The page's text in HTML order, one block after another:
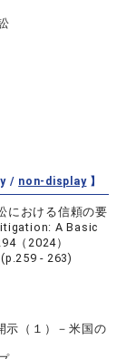
/ non-display】
における信頼の要
A Basic
（2024）
- 263)
示（１）－米国の